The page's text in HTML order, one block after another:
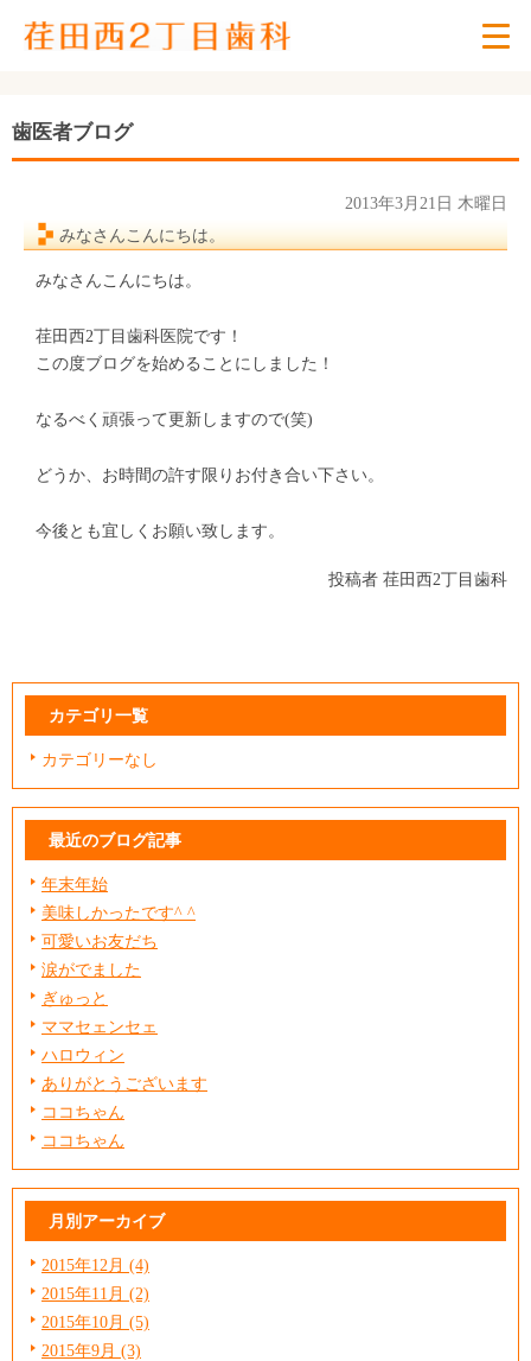
歯医者ブログ
2013年3月21日 木曜日
みなさんこんにちは。
みなさんこんにちは。
荏田西2丁目歯科医院です！
この度ブログを始めることにしました！
なるべく頑張って更新しますので(笑)
どうか、お時間の許す限りお付き合い下さい。
今後とも宜しくお願い致します。
投稿者 荏田西2丁目歯科
カテゴリ一覧
カテゴリーなし
最近のブログ記事
年末年始
美味しかったです^ ^
可愛いお友だち
涙がでました
ぎゅっと
ママセェンセェ
ハロウィン
ありがとうございます
ココちゃん
ココちゃん
月別アーカイブ
2015年12月 (4)
2015年11月 (2)
2015年10月 (5)
2015年9月 (3)